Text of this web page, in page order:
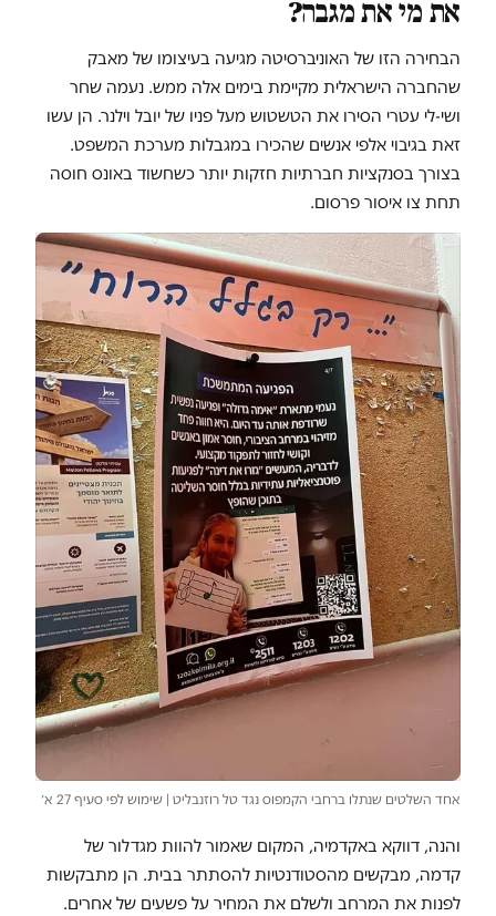
את מי את מגבה?
הבחירה הזו של האוניברסיטה מגיעה בעיצומו של מאבק
שהחברה הישראלית מקיימת בימים אלה ממש. נעמה שחר
ושי-לי עטרי הסירו את הטשטוש מעל פניו של יובל וילנר. הן עשו
זאת בגיבוי אלפי אנשים שהכירו במגבלות מערכת המשפט.
בצורך בסנקציות חברתיות חזקות יותר כשחשוד באונס חוסה
תחת צו איסור פרסום.
אחד השלטים שנתלו ברחבי הקמפוס נגד טל רוזנבליט | שימוש לפי סעיף 27 א׳
והנה, דווקא באקדמיה, המקום שאמור להוות מגדלור של
קדמה, מבקשים מהסטודנטיות להסתתר בבית. הן מתבקשות
לפנות את המרחב ולשלם את המחיר על פשעים של אחרים.